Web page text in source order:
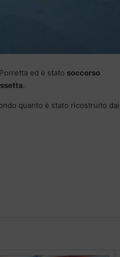
ed è stato soccorso
.
quanto è stato ricostruito dai